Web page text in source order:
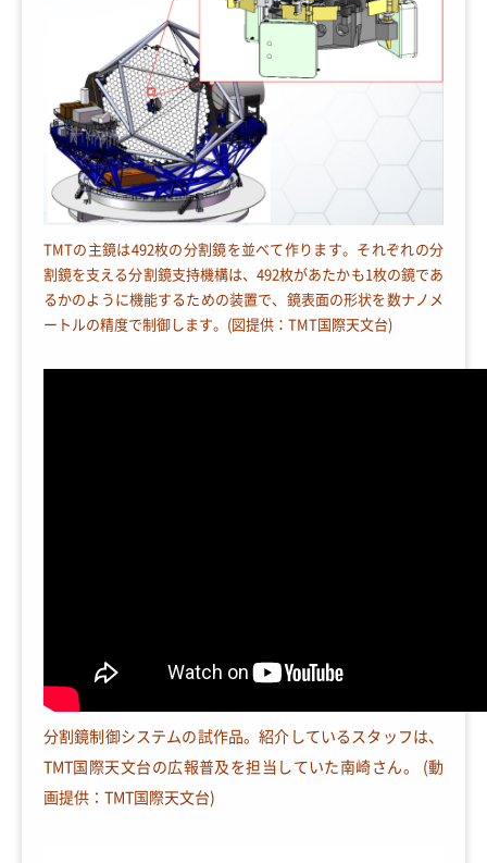
TMTの主鏡は492枚の分割鏡を並べて作ります。それぞれの分
割鏡を支える分割鏡支持機構は、492枚があたかも1枚の鏡であ
るかのように機能するための装置で、鏡表面の形状を数ナノメ
ートルの精度で制御します。(図提供：TMT国際天文台)
分割鏡制御システムの試作品。紹介しているスタッフは、
TMT国際天文台の広報普及を担当していた南崎さん。 (動
画提供：TMT国際天文台)